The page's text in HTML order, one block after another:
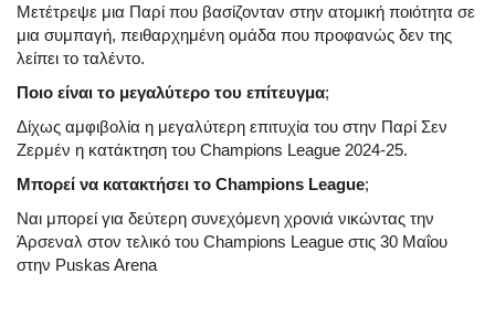
Μετέτρεψε μια Παρί που βασίζονταν στην ατομική ποιότητα σε
μια συμπαγή, πειθαρχημένη ομάδα που προφανώς δεν της
λείπει το ταλέντο.
Ποιο είναι το μεγαλύτερο του επίτευγμα;
Δίχως αμφιβολία η μεγαλύτερη επιτυχία του στην Παρί Σεν
Ζερμέν η κατάκτηση του Champions League 2024-25.
Μπορεί να κατακτήσει το Champions League;
Ναι μπορεί για δεύτερη συνεχόμενη χρονιά νικώντας την
Άρσεναλ στον τελικό του Champions League στις 30 Μαΐου
στην Puskas Arena